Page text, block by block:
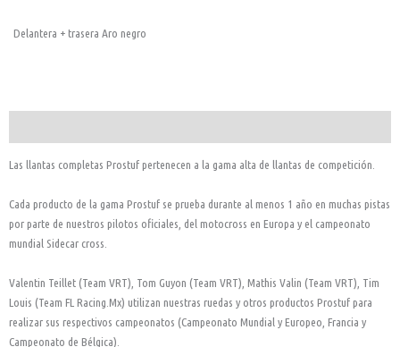
Delantera + trasera Aro negro
Las llantas completas Prostuf pertenecen a la gama alta de llantas de competición.
Cada producto de la gama Prostuf se prueba durante al menos 1 año en muchas pistas
por parte de nuestros pilotos oficiales, del motocross en Europa y el campeonato
mundial Sidecar cross.
Valentin Teillet (Team VRT), Tom Guyon (Team VRT), Mathis Valin (Team VRT), Tim
Louis (Team FL Racing.Mx) utilizan nuestras ruedas y otros productos Prostuf para
realizar sus respectivos campeonatos (Campeonato Mundial y Europeo, Francia y
Campeonato de Bélgica).